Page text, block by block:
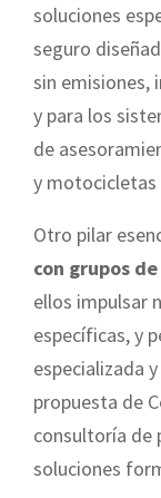
soluciones
seguro
sin emisiones,
y para los
de
y motocicletas
Otro pilar
con grupos
ellos impulsar
específicas, y
especializada
propuesta de
consultoría de
soluciones